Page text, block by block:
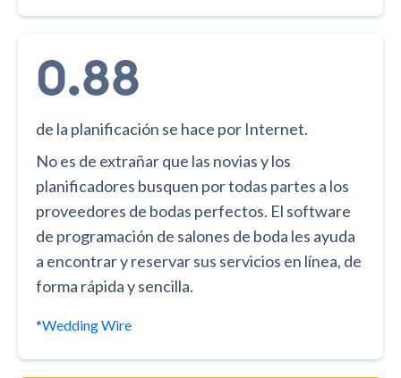
0.88
de la planificación se hace por Internet.
No es de extrañar que las novias y los
planificadores busquen por todas partes a los
proveedores de bodas perfectos. El software
de programación de salones de boda les ayuda
a encontrar y reservar sus servicios en línea, de
forma rápida y sencilla.
*Wedding Wire